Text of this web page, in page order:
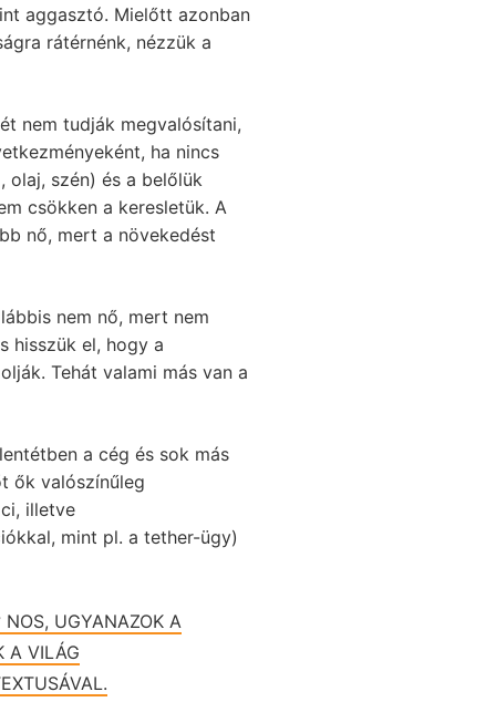
aggasztó. Mielőtt azonban
rátérnénk, nézzük a
nem tudják megvalósítani,
ha nincs
olaj, szén) és a belőlük
csökken a keresletük. A
nő, mert a növekedést
nem nő, mert nem
hisszük el, hogy a
Tehát valami más van a
a cég és sok más
ők valószínűleg
illetve
mint pl. a tether-ügy)
NOS, UGYANAZOK A
A VILÁG